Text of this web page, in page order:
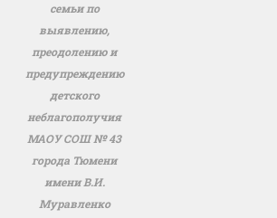
семьи по
выявлению,
преодолению и
предупреждению
детского
неблагополучия
МАОУ СОШ № 43
города Тюмени
имени В.И.
Муравленко